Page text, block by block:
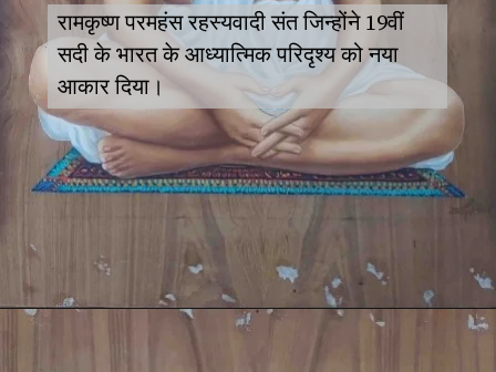
रामकृष्ण परमहंस रहस्यवादी संत जिन्होंने 19वीं
सदी के भारत के आध्यात्मिक परिदृश्य को नया
आकार दिया।